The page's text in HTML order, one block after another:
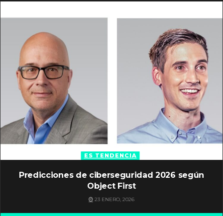
ES TENDENCIA
Predicciones de ciberseguridad 2026 según
Object First
23 ENERO, 2026